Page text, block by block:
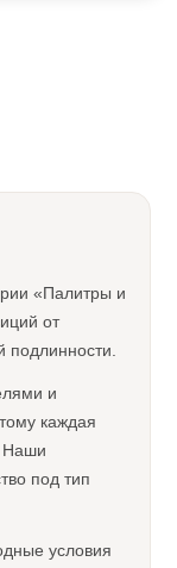
«Палитры и
от
и
каждая
Наши
под тип
условия